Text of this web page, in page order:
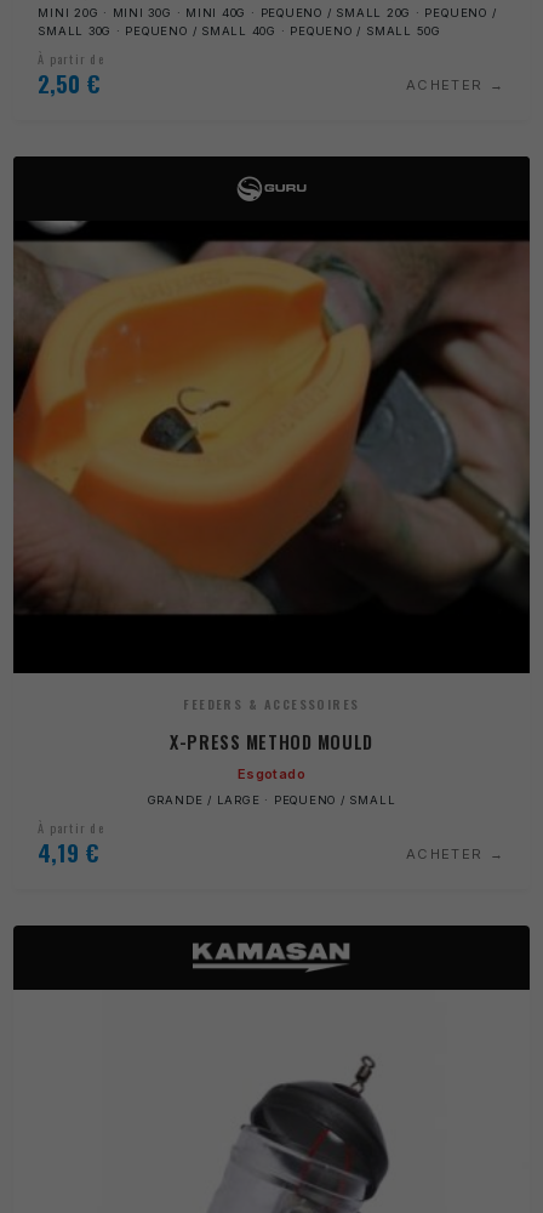
MINI 20G · MINI 30G · MINI 40G · PEQUENO / SMALL 20G · PEQUENO /
SMALL 30G · PEQUENO / SMALL 40G · PEQUENO / SMALL 50G
À partir de
2,50 € ACHETER
FEEDERS & ACCESSOIRES
X-PRESS METHOD MOULD
Esgotado
GRANDE / LARGE · PEQUENO / SMALL
À partir de
4,19 € ACHETER